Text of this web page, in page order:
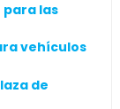
para las
vehículos
de